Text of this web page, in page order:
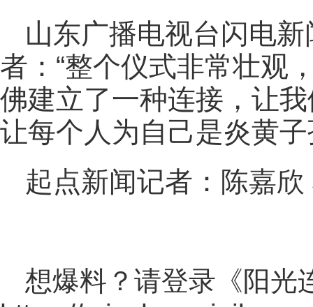
山东广播电视台闪电
者：“整个仪式非常壮观
佛建立了一种连接，让
让每个人为自己是炎黄
起点新闻记者：陈嘉
想爆料？请登录《阳光